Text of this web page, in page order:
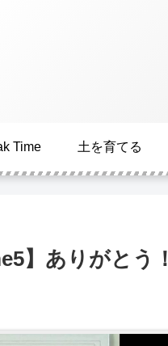
Time 土を育てる
】ありがとう！